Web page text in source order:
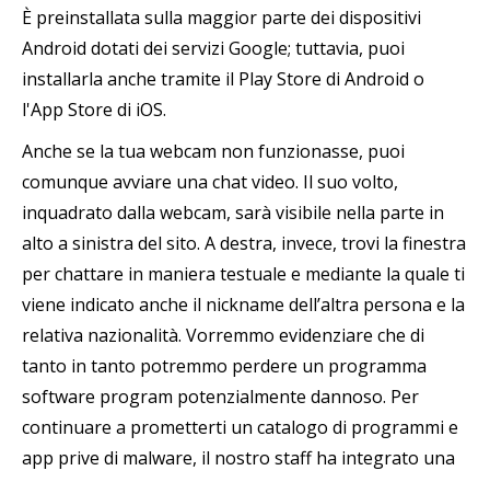
È preinstallata sulla maggior parte dei dispositivi
Android dotati dei servizi Google; tuttavia, puoi
installarla anche tramite il Play Store di Android o
l'App Store di iOS.
Anche se la tua webcam non funzionasse, puoi
comunque avviare una chat video. Il suo volto,
inquadrato dalla webcam, sarà visibile nella parte in
alto a sinistra del sito. A destra, invece, trovi la finestra
per chattare in maniera testuale e mediante la quale ti
viene indicato anche il nickname dell’altra persona e la
relativa nazionalità. Vorremmo evidenziare che di
tanto in tanto potremmo perdere un programma
software program potenzialmente dannoso. Per
continuare a prometterti un catalogo di programmi e
app prive di malware, il nostro staff ha integrato una